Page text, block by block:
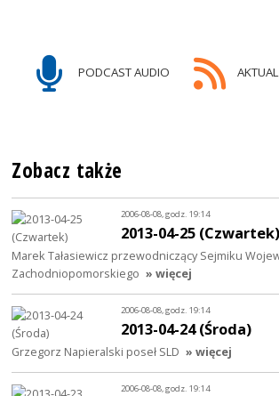
PODCAST AUDIO
Zobacz także
2006-08-08, godz. 19:14
2013-04-25 (Czwartek)
Marek Tałasiewicz przewodniczący Sejmiku
Zachodniopomorskiego » więcej
2006-08-08, godz. 19:14
2013-04-24 (Środa)
Grzegorz Napieralski poseł SLD » więcej
2006-08-08, godz. 19:14